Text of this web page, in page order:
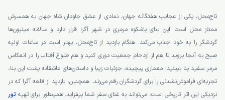
تاج‌محل، یکی از عجایب هفتگانه جهان، نمادی از عشق جاودان شاه جهان به همسرش
ممتاز محل است. این بنای باشکوه مرمری در شهر آگرا قرار دارد و سالانه میلیون‌ها
گردشگر را به خود جذب می‌کند. هنگام بازدید از تاج‌محل، بهتر است در ساعات اولیه
صبح به آنجا بروید تا هم از ازدحام جمعیت دوری کنید و هم طلوع آفتاب را در انعکاس
مرمر سفید بنا ببینید. معماری پیچیده، جزئیات زیبا و داستان‌های عاشقانه پشت این بنا،
تجربه‌ای فراموش‌نشدنی را برای گردشگران رقم می‌زند. همچنین، بازدید از قلعه آگرا که در
نزدیکی این اثر تاریخی است، می‌تواند به غنای سفر شما بیفزاید. همینطور برای تهیه تور